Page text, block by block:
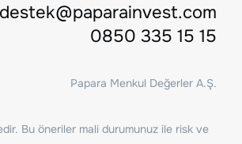
destek@paparainvest.com
0850 335 15 15
Papara Menkul Değerler A.Ş.
Bu öneriler mali durumunuz ile risk ve